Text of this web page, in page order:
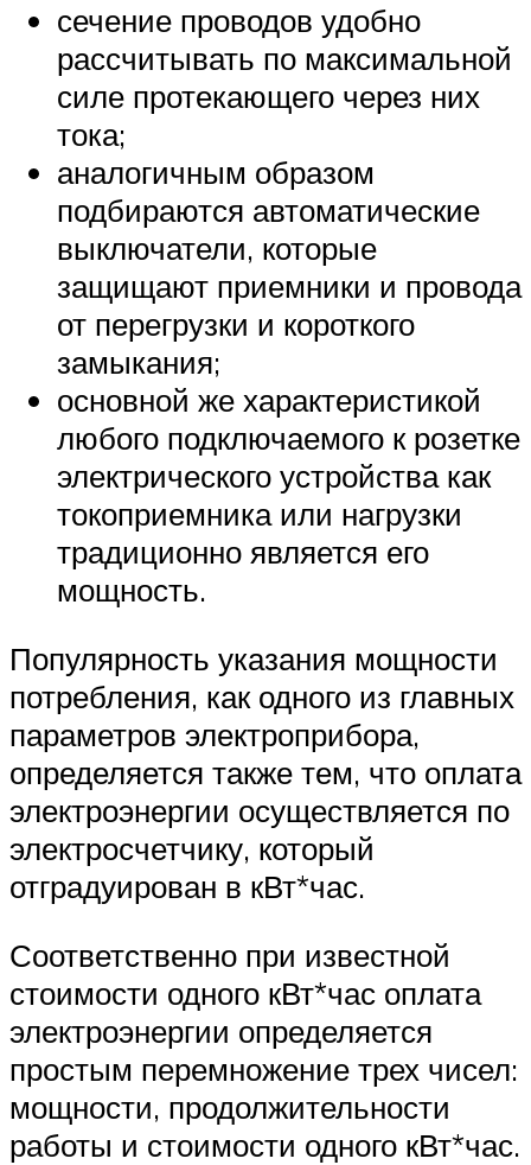
сечение проводов удобно
рассчитывать по максимальной
силе протекающего через них
тока;
аналогичным образом
подбираются автоматические
выключатели, которые
защищают приемники и провода
от перегрузки и короткого
замыкания;
основной же характеристикой
любого подключаемого к розетке
электрического устройства как
токоприемника или нагрузки
традиционно является его
мощность.
Популярность указания мощности
потребления, как одного из главных
параметров электроприбора,
определяется также тем, что оплата
электроэнергии осуществляется по
электросчетчику, который
отградуирован в кВт*час.
Соответственно при известной
стоимости одного кВт*час оплата
электроэнергии определяется
простым перемножение трех чисел:
мощности, продолжительности
работы и стоимости одного кВт*час.